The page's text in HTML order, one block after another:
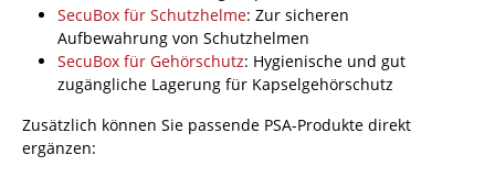
SecuBox für Schutzhelme: Zur sicheren
Aufbewahrung von Schutzhelmen
SecuBox für Gehörschutz: Hygienische und gut
zugängliche Lagerung für Kapselgehörschutz
Zusätzlich können Sie passende PSA-Produkte direkt
ergänzen: